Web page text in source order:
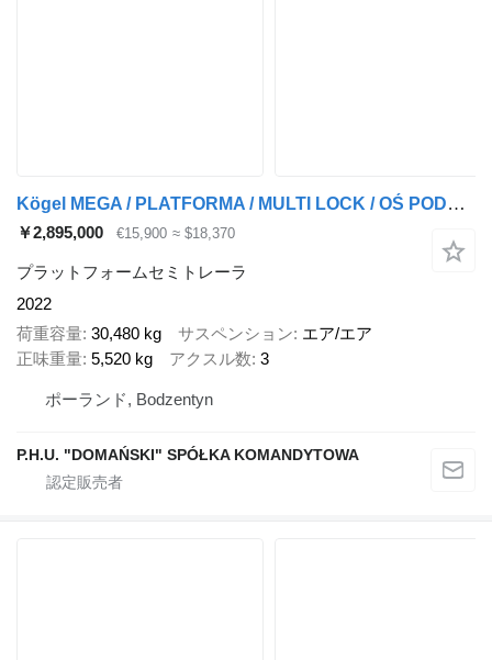
Kögel MEGA / PLATFORMA / MULTI LOCK / OŚ PODNOSZONA
￥2,895,000 €15,900 ≈ $18,370
プラットフォームセミトレーラ
2022
荷重容量 30,480 kg サスペンション エア/エア
正味重量 5,520 kg アクスル数 3
ポーランド, Bodzentyn
P.H.U. "DOMAŃSKI" SPÓŁKA KOMANDYTOWA